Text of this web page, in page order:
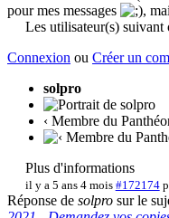
pour mes messages
,
Les utilisateur(s) suivant
Connexion ou Créer un
solpro
‹ Membre du
Plus d'informations
il y a 5 ans 4 mois #172174
Réponse de solpro sur le